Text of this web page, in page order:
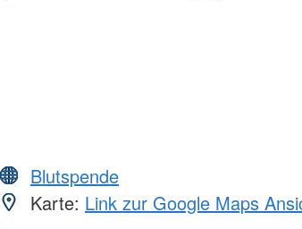
Blutspende
Karte: Link zur Google Maps